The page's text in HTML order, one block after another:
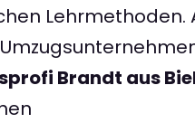
Lehrmethoden.
Brandt aus